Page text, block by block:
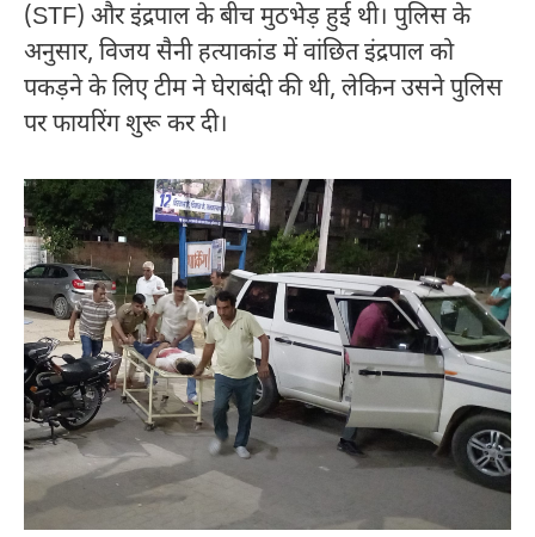
(STF) और इंद्रपाल के बीच मुठभेड़ हुई थी। पुलिस के
अनुसार, विजय सैनी हत्याकांड में वांछित इंद्रपाल को
पकड़ने के लिए टीम ने घेराबंदी की थी, लेकिन उसने पुलिस
पर फायरिंग शुरू कर दी।